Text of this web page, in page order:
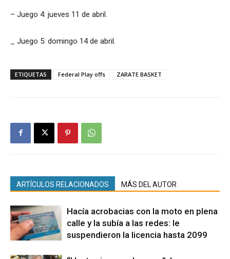
– Juego 4: jueves 11 de abril.
_ Juego 5: domingo 14 de abril.
ETIQUETAS Federal Play offs ZARATE BASKET
ARTÍCULOS RELACIONADOS MÁS DEL AUTOR
Hacía acrobacias con la moto en plena
calle y la subía a las redes: le
suspendieron la licencia hasta 2099